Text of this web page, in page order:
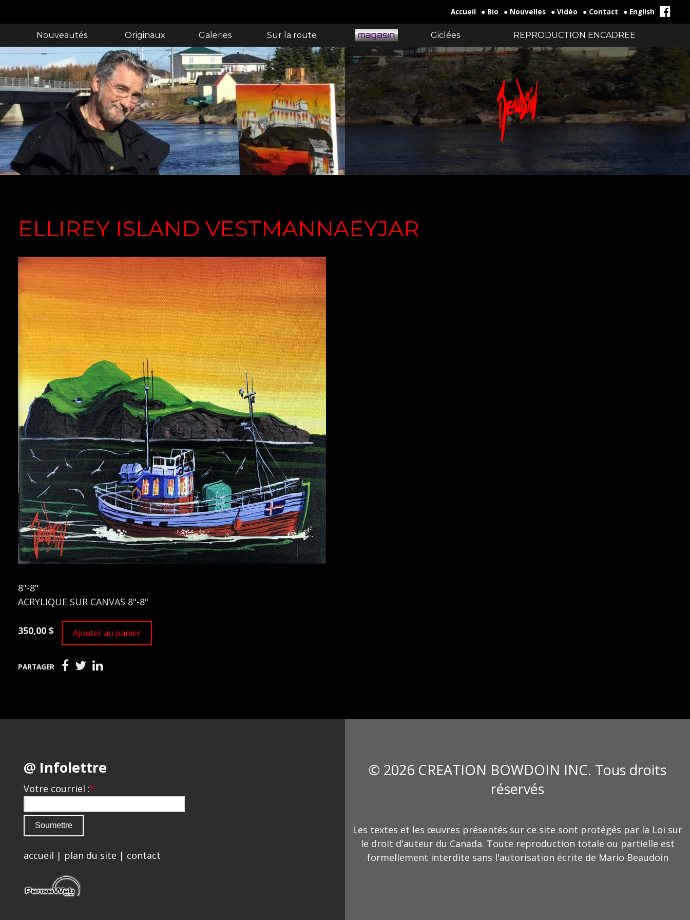
Accueil ● Bio ● Nouvelles ● Vidéo ● Contact ● English
Nouveautés Originaux Galeries Sur la route Giclées REPRODUCTION ENCADREE
ELLIREY ISLAND VESTMANNAEYJAR
8"-8"
ACRYLIQUE SUR CANVAS 8"-8"
350,00 $ Ajouter au panier
PARTAGER
@ Infolettre
Votre courriel :*
accueil | plan du site | contact
© 2026 CREATION BOWDOIN INC. Tous droits
réservés
Les textes et les œuvres présentés sur ce site sont protégés par la Loi sur
le droit d'auteur du Canada. Toute reproduction totale ou partielle est
formellement interdite sans l'autorisation écrite de Mario Beaudoin